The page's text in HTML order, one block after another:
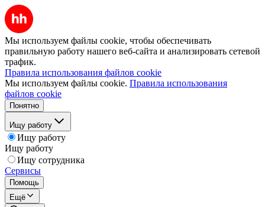
Мы используем файлы cookie, чтобы обеспечивать
правильную работу нашего веб-сайта и анализировать сетевой
трафик.
Правила использования файлов cookie
Мы используем файлы cookie. Правила использования
файлов cookie
Понятно
Ищу работу
Ищу работу
Ищу работу
Ищу сотрудника
Сервисы
Помощь
Ещё